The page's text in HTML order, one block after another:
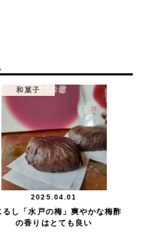
和菓子
2025.04.01
るし「水戸の梅」爽やかな梅酢
の香りはとても良い